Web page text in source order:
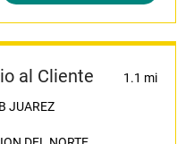
al Cliente
1.1 mi
JUAREZ